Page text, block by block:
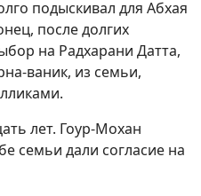
подыскивал для Абхая
после долгих
на Радхарани Датта,
ваник, из семьи,
лет. Гоур-Мохан
семьи дали согласие на